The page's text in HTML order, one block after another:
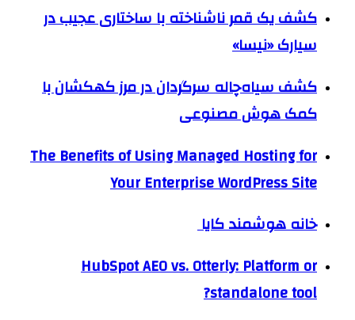
کشف یک قمر ناشناخته با ساختاری عجیب در
سیارک «نیسا»
کشف سیاه‌چاله سرگردان در مرز کهکشان با
کمک هوش مصنوعی
The Benefits of Using Managed Hosting for
Your Enterprise WordPress Site
خانه هوشمند کایا
HubSpot AEO vs. Otterly: Platform or
standalone tool?